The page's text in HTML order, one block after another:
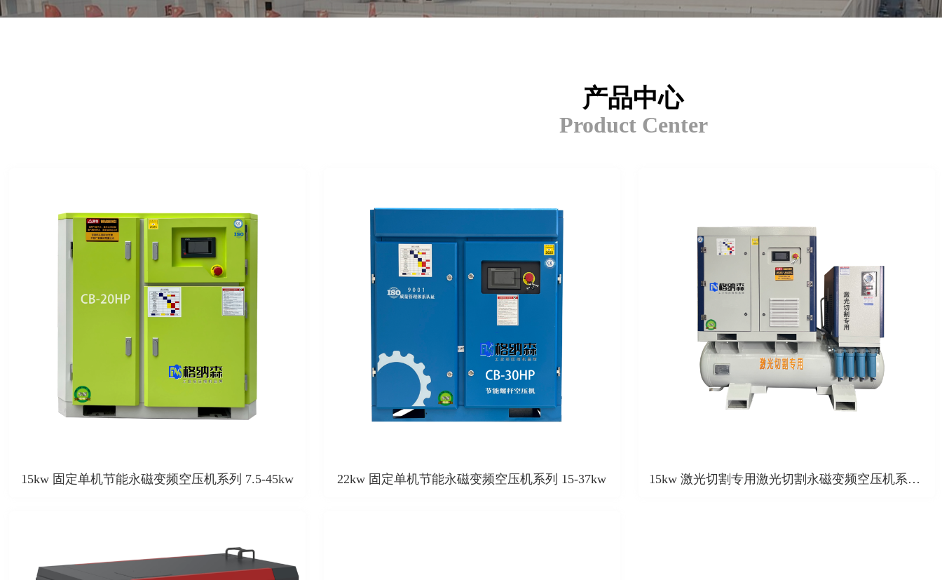
产品中心
Product Center
15kw 固定单机节能永磁变频空压机系列 7.5-45kw 22kw 固定单机节能永磁变频空压机系列 15-37kw 15kw 激光切割专用激光切割永磁变频空压机系列 15-37kw